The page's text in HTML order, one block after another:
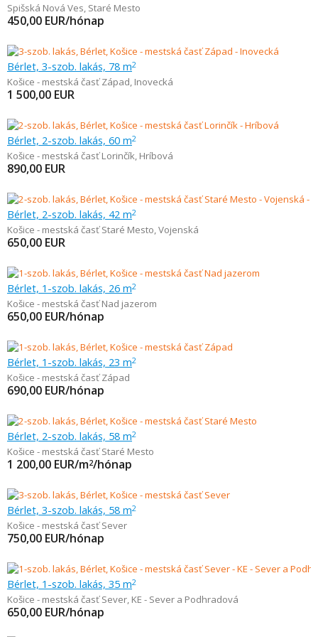
Spišská Nová Ves, Staré Mesto
450,00 EUR/hónap
Bérlet, 3-szob. lakás, 78 m2
Košice - mestská časť Západ, Inovecká
1 500,00 EUR
Bérlet, 2-szob. lakás, 60 m2
Košice - mestská časť Lorinčík, Hríbová
890,00 EUR
Bérlet, 2-szob. lakás, 42 m2
Košice - mestská časť Staré Mesto,Vojenská
650,00 EUR
Bérlet, 1-szob. lakás, 26 m2
Košice - mestská časť Nad jazerom
650,00 EUR/hónap
Bérlet, 1-szob. lakás, 23 m2
Košice - mestská časť Západ
690,00 EUR/hónap
Bérlet, 2-szob. lakás, 58 m2
Košice - mestská časť Staré Mesto
1 200,00 EUR/m2/hónap
Bérlet, 3-szob. lakás, 58 m2
Košice - mestská časť Sever
750,00 EUR/hónap
Bérlet, 1-szob. lakás, 35 m2
Košice - mestská časť Sever, KE - Sever a Podhradová
650,00 EUR/hónap